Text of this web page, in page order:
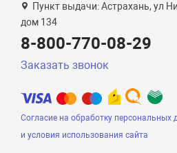
Пункт выдачи: Астрахань, ул
дом 134
8-800-770-08-29
Заказать звонок
Согласие на обработку персональных
и условия использования сайта